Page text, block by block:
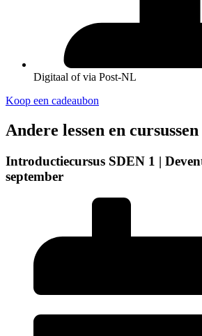
Digitaal of via Post-NL
Koop een cadeaubon
Andere lessen en cursussen
Introductiecursus SDEN 1 |
september